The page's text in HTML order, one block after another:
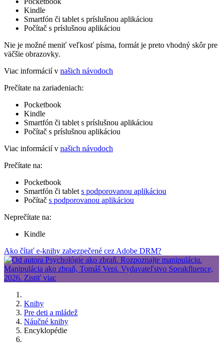
Kindle
Smartfón či tablet s príslušnou aplikáciou
Počítač s príslušnou aplikáciou
Nie je možné meniť veľkosť písma, formát je preto vhodný skôr pre
väčšie obrazovky.
Viac informácií v našich návodoch
Prečítate na zariadeniach:
Pocketbook
Kindle
Smartfón či tablet s príslušnou aplikáciou
Počítač s príslušnou aplikáciou
Viac informácií v našich návodoch
Prečítate na:
Pocketbook
Smartfón či tablet s podporovanou aplikáciou
Počítač s podporovanou aplikáciou
Neprečítate na:
Kindle
Ako čítať e-knihy zabezpečené cez Adobe DRM?
Knihy
Pre deti a mládež
Náučné knihy
Encyklopédie